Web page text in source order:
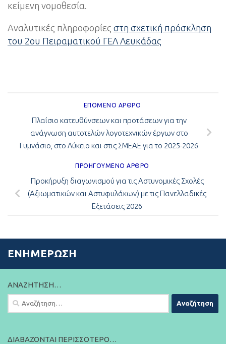
κείμενη νομοθεσία.
Αναλυτικές πληροφορίες στη σχετική πρόσκληση
του 2ου Πειραματικού ΓΕΛ Λευκάδας
ΕΠΌΜΕΝΟ ΆΡΘΡΟ
Πλαίσιο κατευθύνσεων και προτάσεων για την
ανάγνωση αυτοτελών λογοτεχνικών έργων στο
Γυμνάσιο, στο Λύκειο και στις ΣΜΕΑΕ για το 2025-2026
ΠΡΟΗΓΟΎΜΕΝΟ ΆΡΘΡΟ
Προκήρυξη διαγωνισμού για τις Αστυνομικές Σχολές
(Αξιωματικών και Αστυφυλάκων) με τις Πανελλαδικές
Εξετάσεις 2026
ΕΝΗΜΈΡΩΣΗ
ΑΝΑΖΉΤΗΣΗ…
Αναζήτηση
για:
ΔΙΑΒΆΖΟΝΤΑΙ ΠΕΡΙΣΣΌΤΕΡΟ…